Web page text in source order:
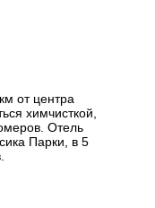
от центра
химчисткой,
Отель
Парки, в 5